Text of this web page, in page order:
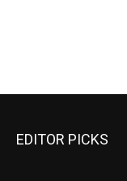
EDITOR PICKS